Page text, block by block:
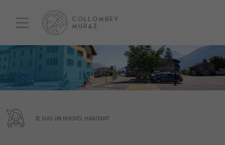
JE SUIS UN NOUVEL HABITANT